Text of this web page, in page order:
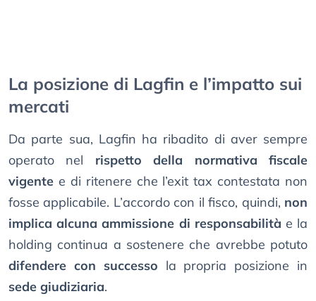
La posizione di Lagfin e l’impatto sui
mercati
Da parte sua, Lagfin ha ribadito di aver sempre
operato nel rispetto della normativa fiscale
vigente e di ritenere che l’exit tax contestata non
fosse applicabile. L’accordo con il fisco, quindi, non
implica alcuna ammissione di responsabilità e la
holding continua a sostenere che avrebbe potuto
difendere con successo la propria posizione in
sede giudiziaria.